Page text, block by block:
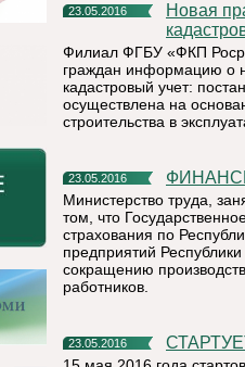
23.05.2016
Новая практика постановки объектов недвижимости на
Филиал ФГБУ «ФКП
граждан информацию о
кадастровый учет:
осуществлена на
строительства в
23.05.2016
Министерство труда,
том, что
страхования по
предприятий
сокращению
работников.
23.05.2016